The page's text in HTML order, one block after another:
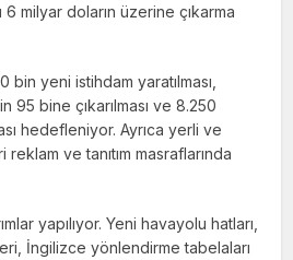
6 milyar doların üzerine çıkarma
bin yeni istihdam yaratılması,
95 bine çıkarılması ve 8.250
hedefleniyor. Ayrıca yerli ve
ve tanıtım masraflarında
yapılıyor. Yeni havayolu hatları,
İngilizce yönlendirme tabelaları